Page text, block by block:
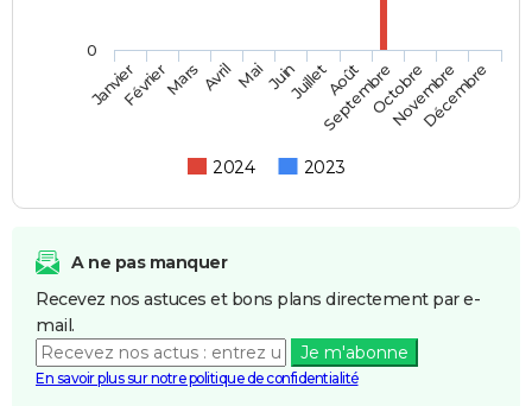
2024 2023
JanvierFévrierMars AvrilMaiJuinJuilletAoût
SeptembreOctobre
Novembre
Décembre
0
A ne pas manquer
Recevez nos astuces et bons plans directement par e-
mail.
Je m'abonne
En savoir plus sur notre politique de confidentialité